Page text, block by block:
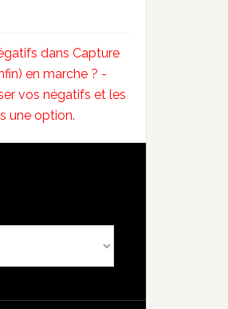
dans Capture
en marche ? -
vos négatifs et les
une option.